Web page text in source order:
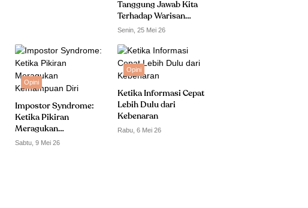
Tanggung Jawab Kita
Terhadap Warisan
Budaya
Senin, 25 Mei 26
Opini
Impostor Syndrome:
Ketika Pikiran
Meragukan
Kemampuan Diri
Sabtu, 9 Mei 26
Opini
Ketika Informasi Cepat
Lebih Dulu dari
Kebenaran
Rabu, 6 Mei 26